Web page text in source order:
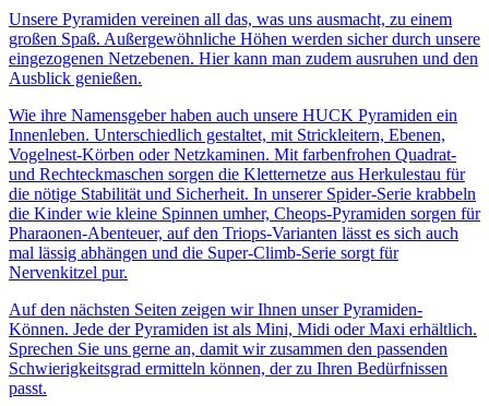
Unsere Pyramiden vereinen all das, was uns ausmacht, zu einem
großen Spaß. Außergewöhnliche Höhen werden sicher durch unsere
eingezogenen Netzebenen. Hier kann man zudem ausruhen und den
Ausblick genießen.
Wie ihre Namensgeber haben auch unsere HUCK Pyramiden ein
Innenleben. Unterschiedlich gestaltet, mit Strickleitern, Ebenen,
Vogelnest-Körben oder Netzkaminen. Mit farbenfrohen Quadrat-
und Rechteckmaschen sorgen die Kletternetze aus Herkulestau für
die nötige Stabilität und Sicherheit. In unserer Spider-Serie krabbeln
die Kinder wie kleine Spinnen umher, Cheops-Pyramiden sorgen für
Pharaonen-Abenteuer, auf den Triops-Varianten lässt es sich auch
mal lässig abhängen und die Super-Climb-Serie sorgt für
Nervenkitzel pur.
Auf den nächsten Seiten zeigen wir Ihnen unser Pyramiden-
Können. Jede der Pyramiden ist als Mini, Midi oder Maxi erhältlich.
Sprechen Sie uns gerne an, damit wir zusammen den passenden
Schwierigkeitsgrad ermitteln können, der zu Ihren Bedürfnissen
passt.